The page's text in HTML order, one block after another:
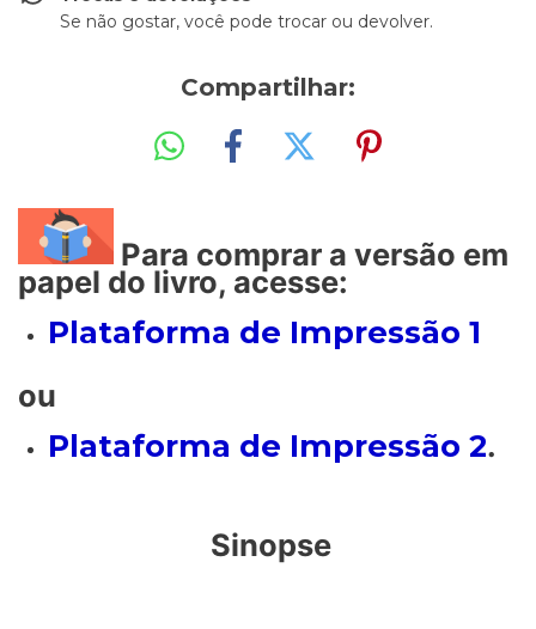
Se não gostar, você pode trocar ou devolver.
Compartilhar:
Para comprar a versão em
papel do livro, acesse:
Plataforma de Impressão 1
ou
Plataforma de Impressão 2.
Sinopse